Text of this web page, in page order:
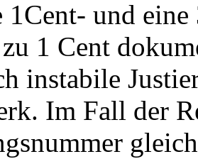
1Cent- und
1 Cent
instabile
Im Fall der